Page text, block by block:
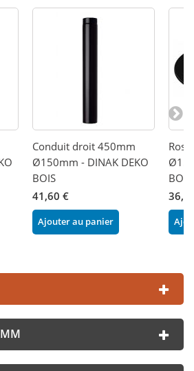
Conduit droit 450mm
Ø150mm - DINAK DEKO
BOIS
41,60 €
Ajouter au panier
BOIS